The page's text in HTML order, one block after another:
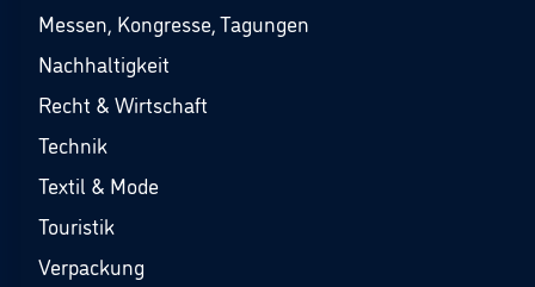
Messen, Kongresse, Tagungen
Nachhaltigkeit
Recht & Wirtschaft
Technik
Textil & Mode
Touristik
Verpackung